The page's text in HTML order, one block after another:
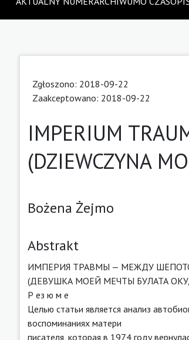
Zgłoszono: 2018-09-22
Zaakceptowano: 2018-09-22
IMPERIUM
(DZIEWCZYNA
Bożena Żejmo
Abstrakt
ИМПЕРИЯ ТРАВМЫ — МЕЖДУ
(ДЕВУШКА МОЕЙ МЕЧТЫ БУЛАТА
Р ез ю м е
Целью статьи является анализ
воспоминаниях матери
писателя, которая в 1974 году